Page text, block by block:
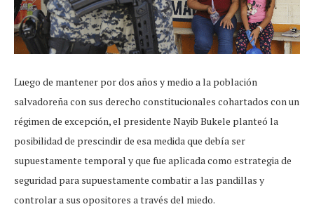
Luego de mantener por dos años y medio a la población
salvadoreña con sus derecho constitucionales cohartados con un
régimen de excepción, el presidente Nayib Bukele planteó la
posibilidad de prescindir de esa medida que debía ser
supuestamente temporal y que fue aplicada como estrategia de
seguridad para supuestamente combatir a las pandillas y
controlar a sus opositores a través del miedo.